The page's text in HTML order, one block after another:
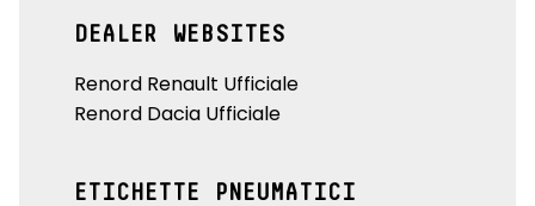
DEALER WEBSITES
Renord Renault Ufficiale
Renord Dacia Ufficiale
ETICHETTE PNEUMATICI